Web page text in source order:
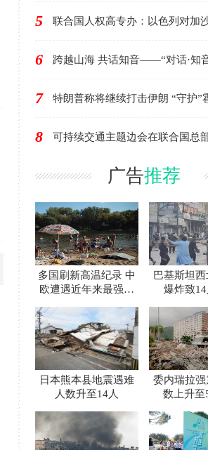
5 联合国人权高专办：以色列对加
6 跨越山海 共话知音——“对话·知
7 特朗普称将继续打击伊朗 “守护”
8 可持续交通主题边会在联合国总
广告推荐
多国刷新高温纪录 中
欧遭遇近年来最强热
巴基斯坦
爆炸致
日本熊本县地震遇难
人数升至14人
委内瑞拉强
数上升至